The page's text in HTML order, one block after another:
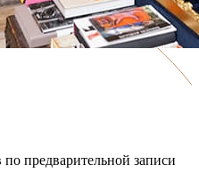
предварительной записи